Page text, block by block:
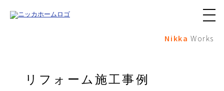
メ
ュ
Nikka Works
リフォーム施工事例